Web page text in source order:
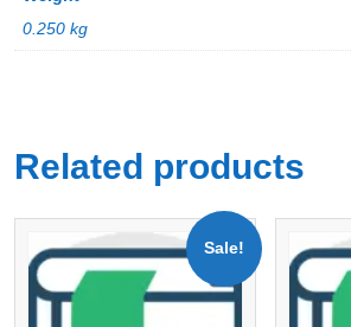
0.250 kg
Related products
Sale!